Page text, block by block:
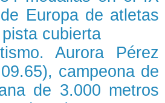
Europa de atletas
cubierta
Aurora Pérez
campeona de
de 3.000 metros